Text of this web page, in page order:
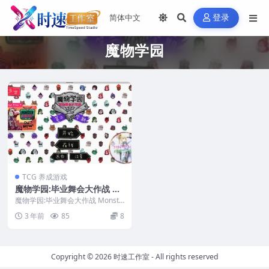
登录
魔物学园
TCG 养成游戏
魔物学园:毕业舞会大作战 M
onster Prom MAC 苹果电
脑游戏 原生中文版 支持10.1
5 11 12 13
魔物学园:毕业舞会大作战 Monste
r Prom MAC 苹果电脑游戏 原生
中...3 年前 85 8
Copyright © 2026时速工作室- All rights reserved